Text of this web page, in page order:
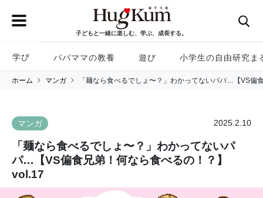
子どもと一緒に楽しむ、学ぶ、成長する。
学び パパママの教養 遊び 小学生の自由研究ま
ホーム マンガ 「麺なら食べるでしょ〜？」わかってないパパ…【VS偏
マンガ 2025.2.10
「麺なら食べるでしょ〜？」わかってないパ
パ…【VS偏食兄弟！何なら食べるの！？】
vol.17